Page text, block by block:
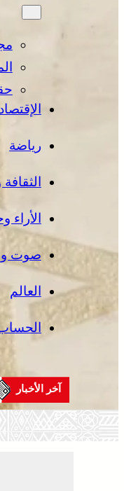
رياضة
الأراء
صوت
العالم
آخر الأخبار